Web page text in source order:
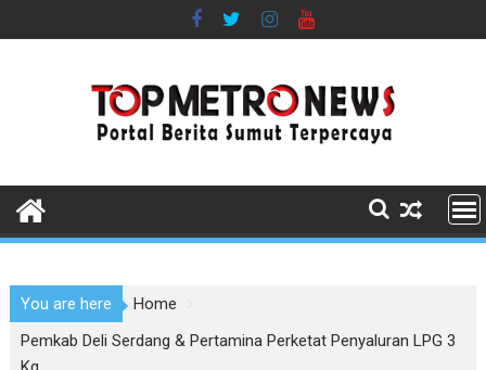
to
You are here
Home
Pemkab Deli Serdang & Pertamina Perketat Penyaluran LPG 3